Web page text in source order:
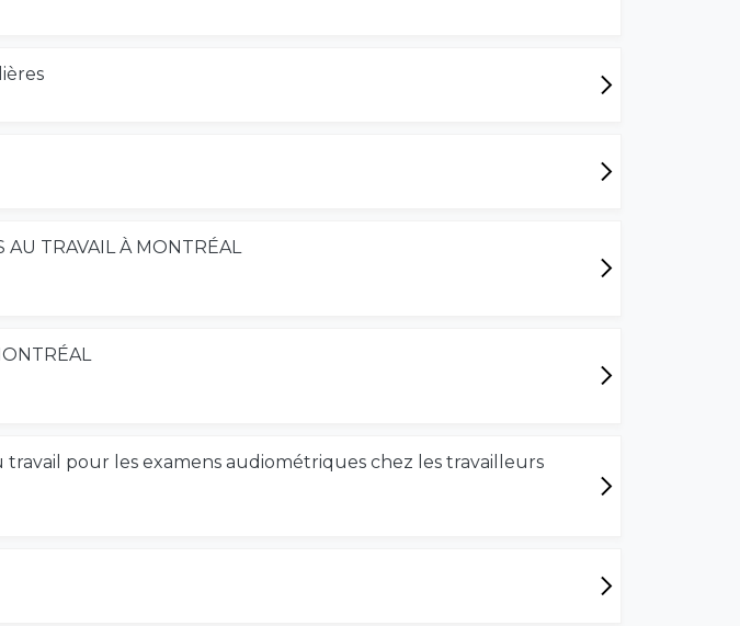
TRAVAIL À MONTRÉAL
pour les examens audiométriques chez les travailleurs